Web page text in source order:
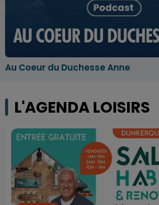
Au Coeur du Duchesse Anne
L'AGENDA LOISIRS